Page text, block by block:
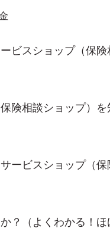
ビスショップ（保
険相談ショップ）
ービスショップ（
？（よくわかる！ほ